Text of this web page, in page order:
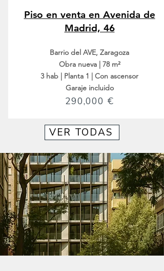
Piso en venta en Avenida de
Madrid, 46
Barrio del AVE, Zaragoza
Obra nueva | 78 m²
3 hab | Planta 1 | Con ascensor
Garaje incluido
290,000 €
VER TODAS